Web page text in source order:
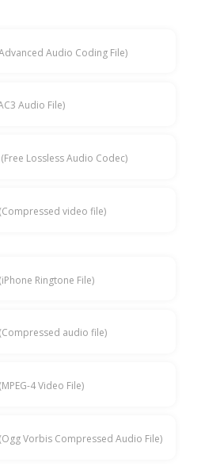
Audio Coding File)
Audio File)
(Free Lossless Audio Codec)
(Compressed video file)
(iPhone Ringtone File)
(Compressed audio file)
4 Video File)
(Ogg Vorbis Compressed Audio File)